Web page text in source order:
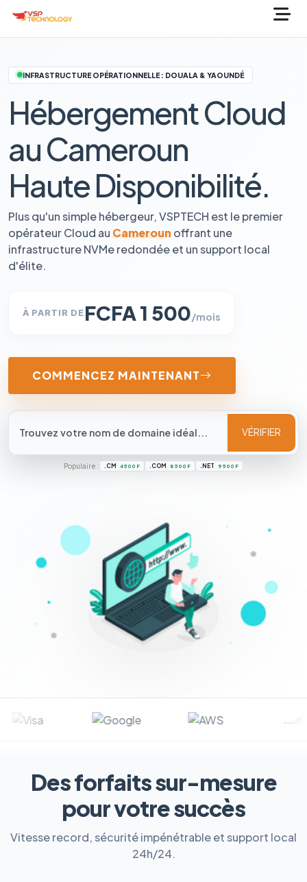
INFRASTRUCTURE OPÉRATIONNELLE : DOUALA & YAOUNDÉ
Hébergement Cloud
au Cameroun
Haute Disponibilité.
Plus qu'un simple hébergeur, VSPTECH est le premier
opérateur Cloud au Cameroun offrant une
infrastructure NVMe redondée et un support local
d'élite.
À PARTIR DEFCFA 1 500/mois
COMMENCEZ MAINTENANT
VÉRIFIER
Populaire : .CM 4 500 F .COM 8 500 F .NET 9 500 F
Des forfaits sur-mesure
pour votre succès
Vitesse record, sécurité impénétrable et support local
24h/24.